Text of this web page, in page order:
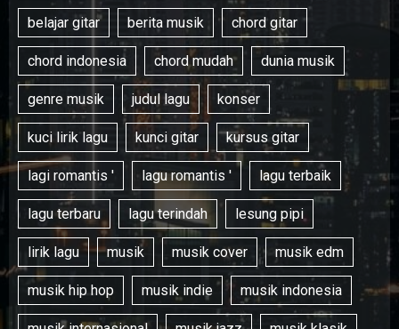
belajar gitar berita musik chord gitar
chord indonesia chord mudah dunia musik
genre musik judul lagu konser
kuci lirik lagu kunci gitar kursus gitar
lagi romantis ' lagu romantis ' lagu terbaik
lagu terbaru lagu terindah lesung pipi
lirik lagu musik musik cover musik edm
musik hip hop musik indie musik indonesia